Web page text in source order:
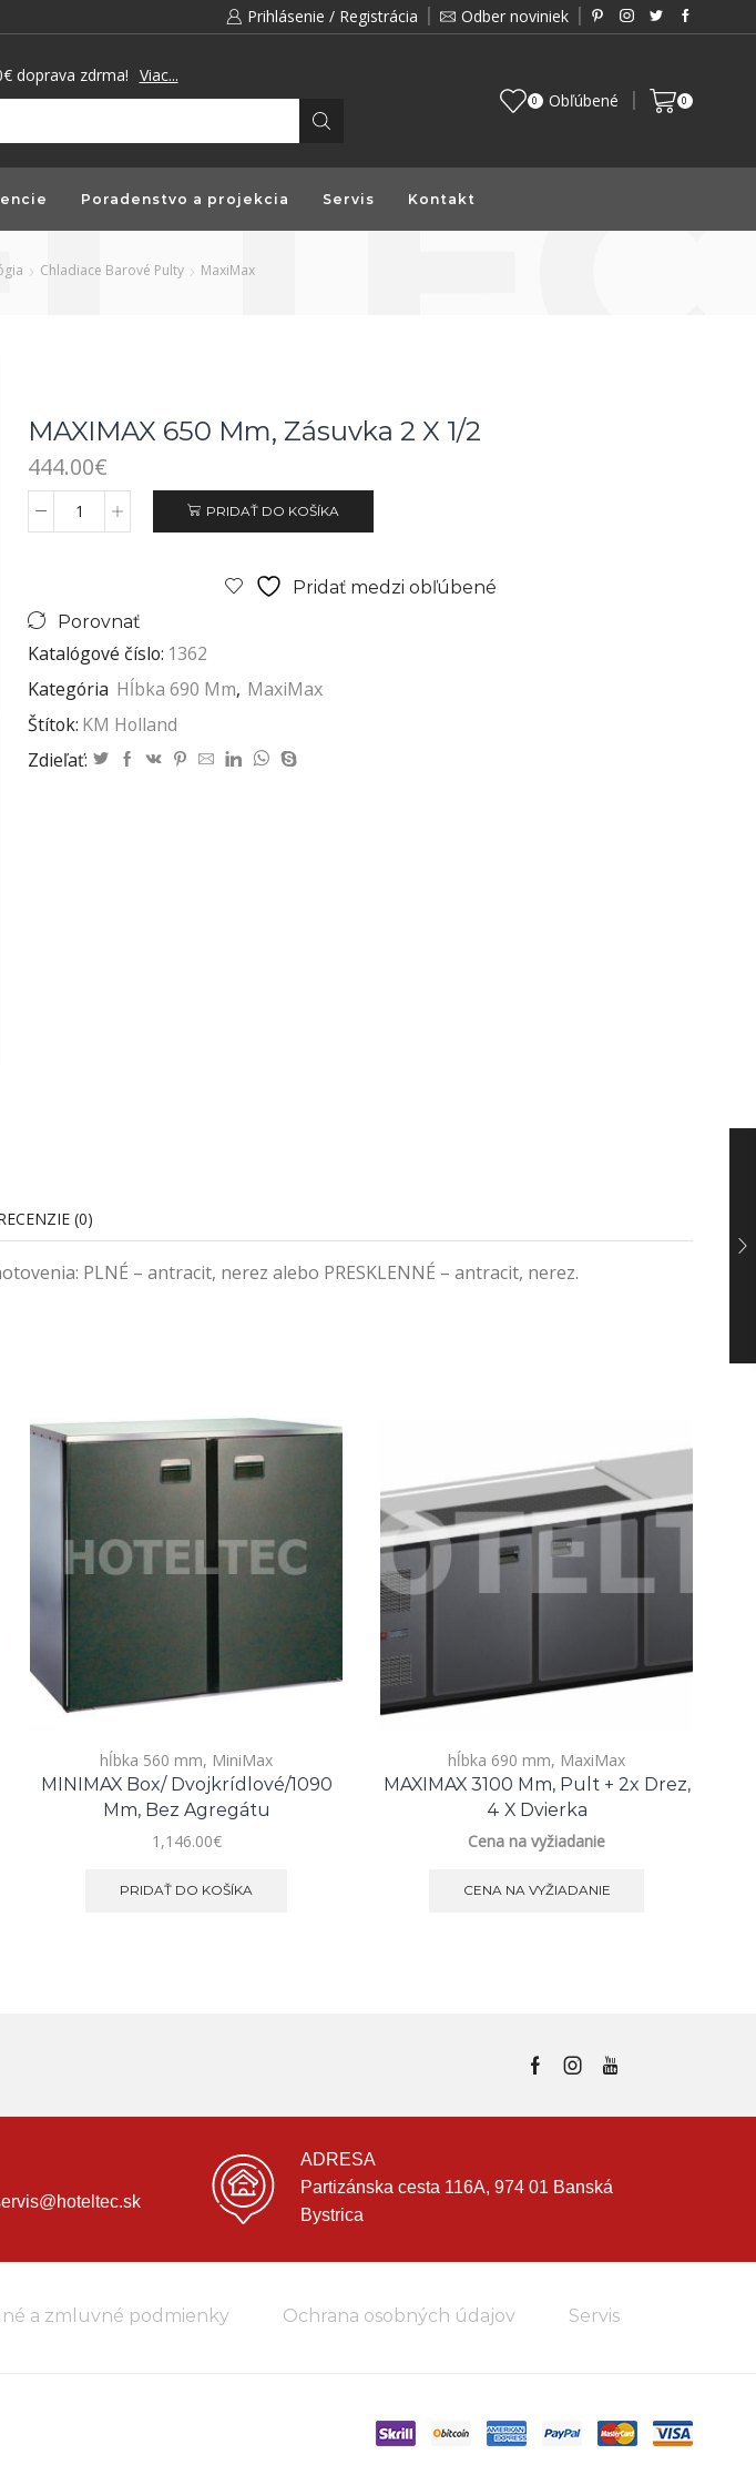
Prihlásenie / Registrácia Odber noviniek
doprava zdrma! Viac...
0 Obľúbené 0
Poradenstvo a projekcia Servis Kontakt
Chladiace Barové Pulty MaxiMax
MAXIMAX 650 Mm, Zásuvka 2 X 1/2
444.00€
PRIDAŤ DO KOŠÍKA
Pridať medzi obľúbené
Porovnať
Katalógové číslo: 1362
Kategória Hĺbka 690 Mm, MaxiMax
Štítok: KM Holland
Zdieľať:
(0)
PLNÉ – antracit, nerez alebo PRESKLENNÉ – antracit, nerez.
hĺbka 560 mm, MiniMax
MINIMAX Box/ Dvojkrídlové/1090
Mm, Bez Agregátu
1,146.00€
PRIDAŤ DO KOŠÍKA
hĺbka 690 mm, MaxiMax
MAXIMAX 3100 Mm, Pult + 2x Drez,
4 X Dvierka
Cena na vyžiadanie
CENA NA VYŽIADANIE
ADRESA
Partizánska cesta 116A, 974 01 Banská
Bystrica
a zmluvné podmienky Ochrana osobných údajov Servis